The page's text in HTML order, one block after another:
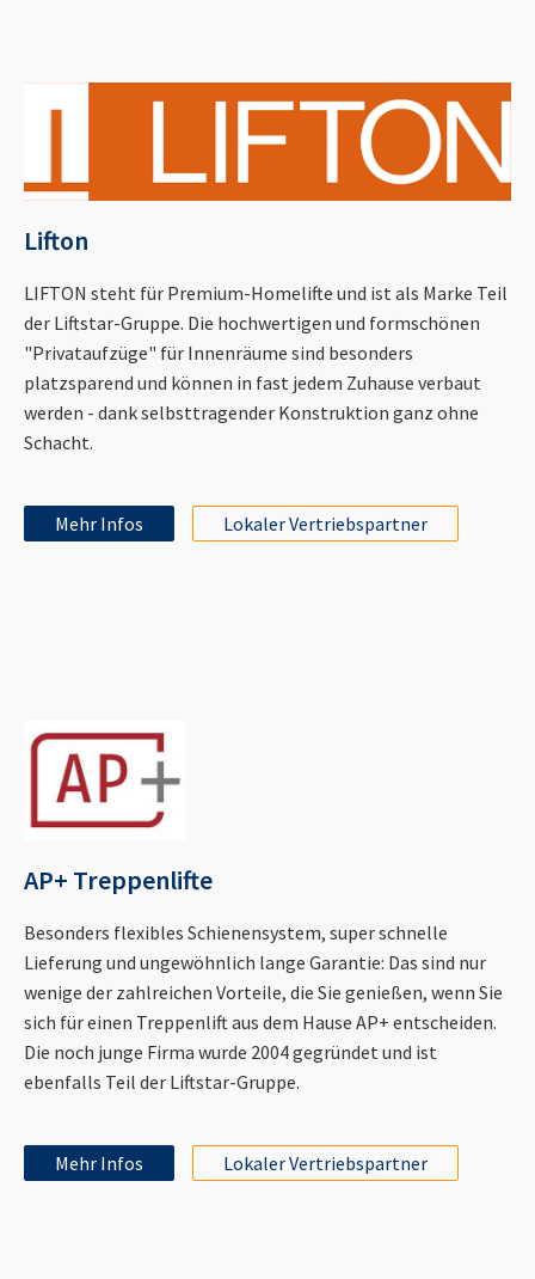
Lifton
LIFTON steht für Premium-Homelifte und ist als Marke Teil
der Liftstar-Gruppe. Die hochwertigen und formschönen
"Privataufzüge" für Innenräume sind besonders
platzsparend und können in fast jedem Zuhause verbaut
werden - dank selbsttragender Konstruktion ganz ohne
Schacht.
Mehr Infos Lokaler Vertriebspartner
AP+ Treppenlifte
Besonders flexibles Schienensystem, super schnelle
Lieferung und ungewöhnlich lange Garantie: Das sind nur
wenige der zahlreichen Vorteile, die Sie genießen, wenn Sie
sich für einen Treppenlift aus dem Hause AP+ entscheiden.
Die noch junge Firma wurde 2004 gegründet und ist
ebenfalls Teil der Liftstar-Gruppe.
Mehr Infos Lokaler Vertriebspartner